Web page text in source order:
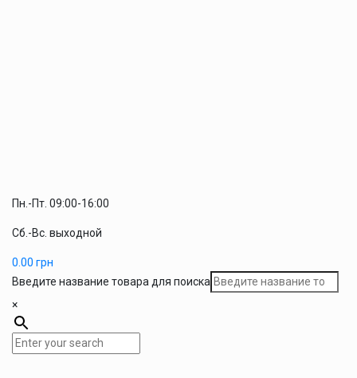
Пн.-Пт. 09:00-16:00
Сб.-Вс. выходной
0.00 грн
Введите название товара для поиска
×